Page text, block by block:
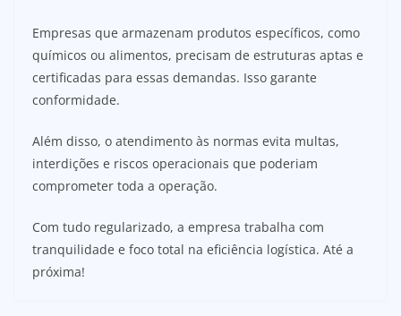
Empresas que armazenam produtos específicos, como
químicos ou alimentos, precisam de estruturas aptas e
certificadas para essas demandas. Isso garante
conformidade.
Além disso, o atendimento às normas evita multas,
interdições e riscos operacionais que poderiam
comprometer toda a operação.
Com tudo regularizado, a empresa trabalha com
tranquilidade e foco total na eficiência logística. Até a
próxima!